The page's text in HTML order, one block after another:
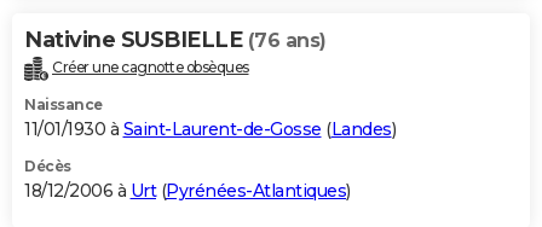
Nativine SUSBIELLE (76 ans)
Créer une cagnotte obsèques
Naissance
11/01/1930 à Saint-Laurent-de-Gosse (Landes)
Décès
18/12/2006 à Urt(Pyrénées-Atlantiques)